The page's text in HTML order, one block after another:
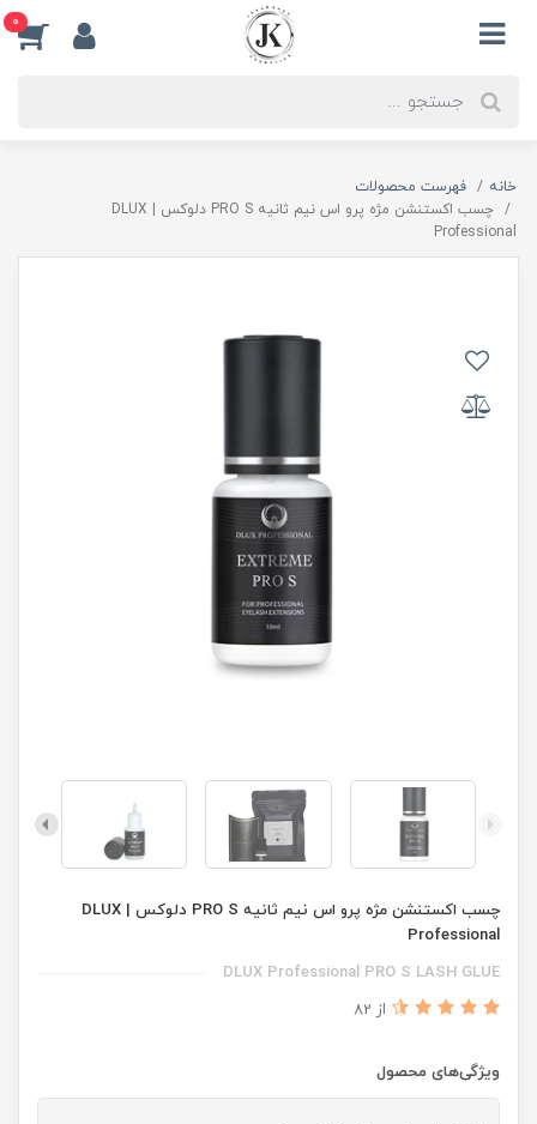
0
خانه
فهرست محصولات
چسب اکستنشن مژه پرو اس نیم ثانیه PRO S دلوکس | DLUX
Professional
چسب اکستنشن مژه پرو اس نیم ثانیه PRO S دلوکس | DLUX
Professional
DLUX Professional PRO S LASH GLUE
از 82
ویژگی‌های محصول